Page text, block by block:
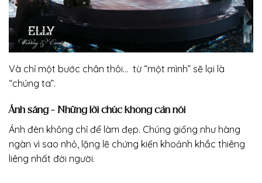
Và chỉ một bước chân thôi… từ “một mình” sẽ lại là
“chúng ta”.
Ánh sáng – Những lời chúc không cần nói
Ánh đèn không chỉ để làm đẹp. Chúng giống như hàng
ngàn vì sao nhỏ, lặng lẽ chứng kiến khoảnh khắc thiêng
liêng nhất đời người.